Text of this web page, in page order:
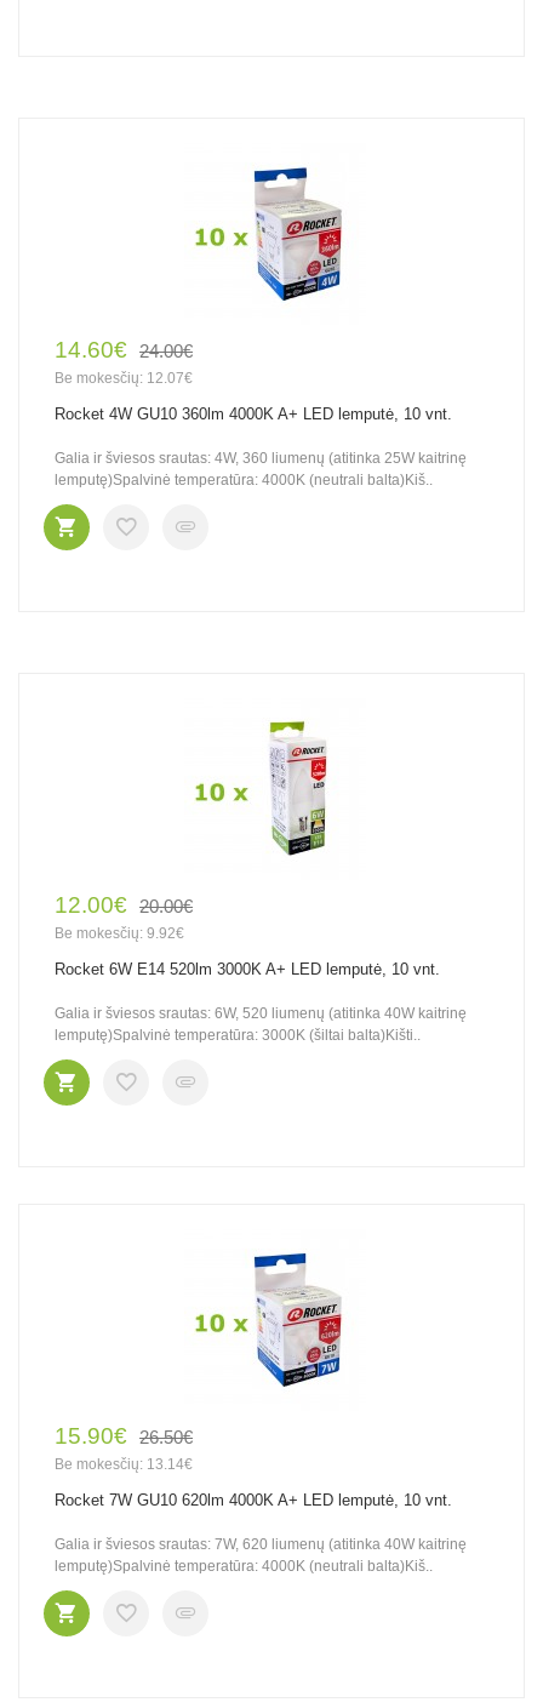
14.60€ 24.00€
Be mokesčių: 12.07€
Rocket 4W GU10 360lm 4000K A+ LED lemputė, 10 vnt.
Galia ir šviesos srautas: 4W, 360 liumenų (atitinka 25W kaitrinę
lemputę)Spalvinė temperatūra: 4000K (neutrali balta)Kiš..
12.00€ 20.00€
Be mokesčių: 9.92€
Rocket 6W E14 520lm 3000K A+ LED lemputė, 10 vnt.
Galia ir šviesos srautas: 6W, 520 liumenų (atitinka 40W kaitrinę
lemputę)Spalvinė temperatūra: 3000K (šiltai balta)Kišti..
15.90€ 26.50€
Be mokesčių: 13.14€
Rocket 7W GU10 620lm 4000K A+ LED lemputė, 10 vnt.
Galia ir šviesos srautas: 7W, 620 liumenų (atitinka 40W kaitrinę
lemputę)Spalvinė temperatūra: 4000K (neutrali balta)Kiš..